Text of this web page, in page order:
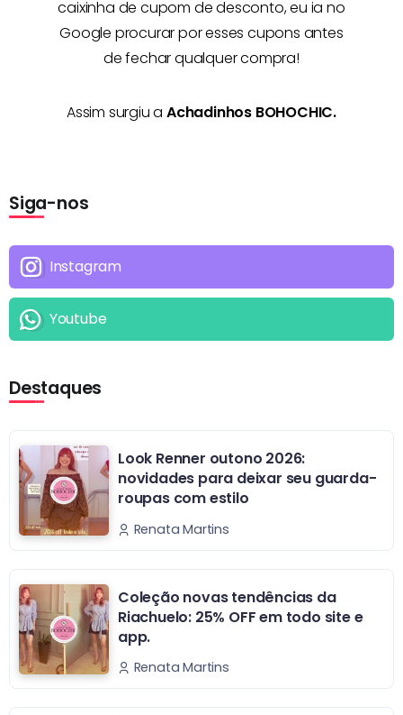
caixinha de cupom de desconto, eu ia no
Google procurar por esses cupons antes
de fechar qualquer compra!
Assim surgiu a Achadinhos BOHOCHIC.
Siga-nos
Instagram
Youtube
Destaques
Look Renner outono 2026:
novidades para deixar seu guarda-
roupas com estilo
Renata Martins
Coleção novas tendências da
Riachuelo: 25% OFF em todo site e
app.
Renata Martins